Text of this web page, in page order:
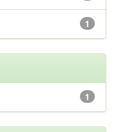
1
1